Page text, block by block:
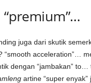
juga dari skutik
acceleration”…
dengan “jambakan”
artine “super enyak”